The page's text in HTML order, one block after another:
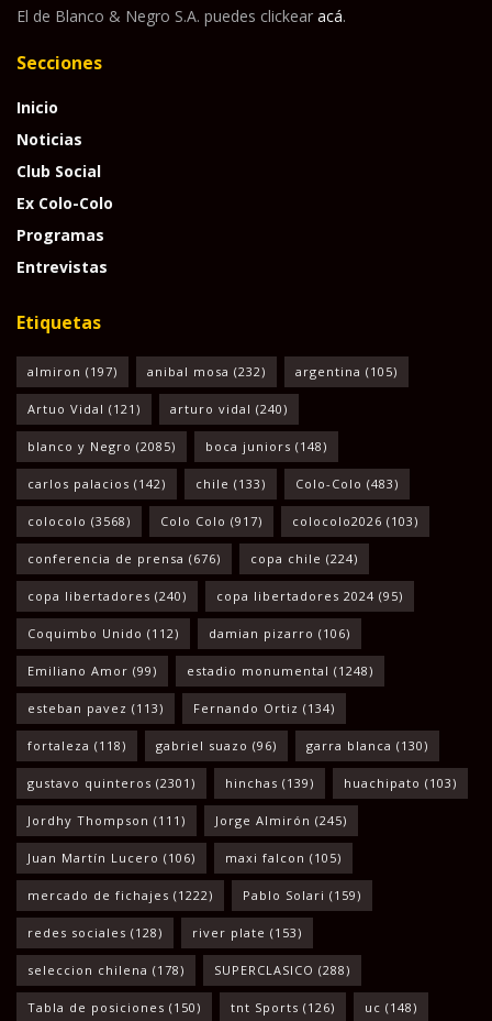
El de Blanco & Negro S.A. puedes clickear acá.
Secciones
Inicio
Noticias
Club Social
Ex Colo-Colo
Programas
Entrevistas
Etiquetas
almiron (197) anibal mosa (232) argentina (105)
Artuo Vidal (121) arturo vidal (240)
blanco y Negro (2085) boca juniors (148)
carlos palacios (142) chile (133) Colo-Colo (483)
colocolo (3568) Colo Colo (917) colocolo2026 (103)
conferencia de prensa (676) copa chile (224)
copa libertadores (240) copa libertadores 2024 (95)
Coquimbo Unido (112) damian pizarro (106)
Emiliano Amor (99) estadio monumental (1248)
esteban pavez (113) Fernando Ortiz (134)
fortaleza (118) gabriel suazo (96) garra blanca (130)
gustavo quinteros (2301) hinchas (139) huachipato (103)
Jordhy Thompson (111) Jorge Almirón (245)
Juan Martín Lucero (106) maxi falcon (105)
mercado de fichajes (1222) Pablo Solari (159)
redes sociales (128) river plate (153)
seleccion chilena (178) SUPERCLASICO (288)
Tabla de posiciones (150) tnt Sports (126) uc (148)